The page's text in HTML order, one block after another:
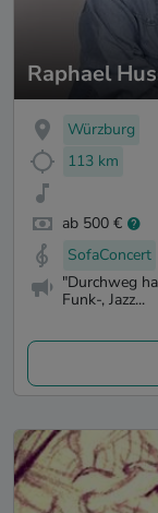
Raphael
Würzburg
113 km
ab 500 €
SofaConcert
"Durchweg
Funk-, Jazz...